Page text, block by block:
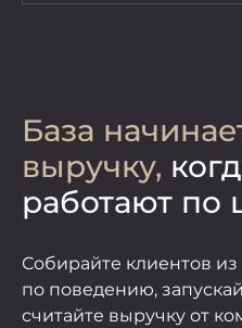
База
выручку,
работают по
Собирайте клиентов
по поведению,
считайте выручку от